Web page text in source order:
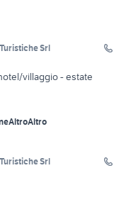
Srl
villaggio - estate
AltroAltro
Srl